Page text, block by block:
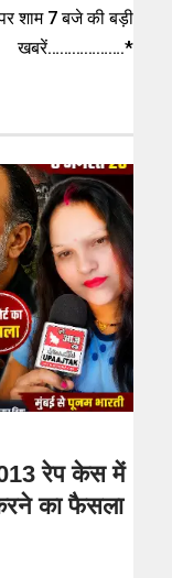
शाम 7 बजे की बड़ी
खबरें……………….*
रेप केस में
करने का फैसला